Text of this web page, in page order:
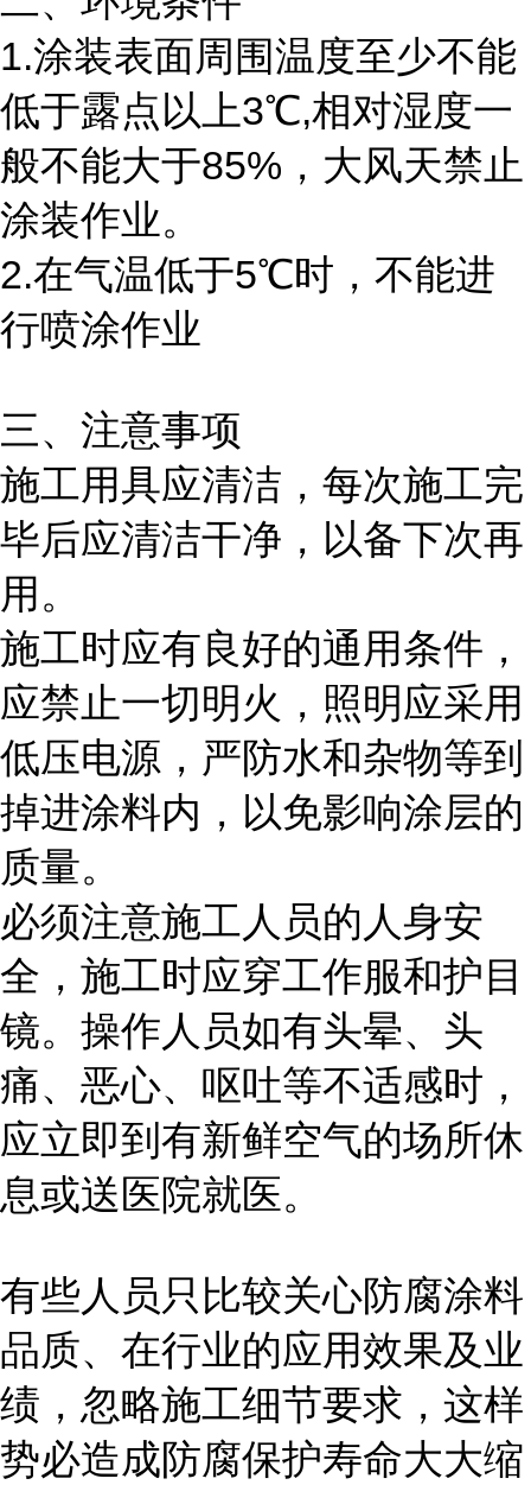
1.涂装表面周围温度至少不能
低于露点以上3℃,相对湿度一
般不能大于85%，大风天禁止
涂装作业。
2.在气温低于5℃时，不能进
行喷涂作业
三、注意事项
施工用具应清洁，每次施工完
毕后应清洁干净，以备下次再
用。
施工时应有良好的通用条件，
应禁止一切明火，照明应采用
低压电源，严防水和杂物等到
掉进涂料内，以免影响涂层的
质量。
必须注意施工人员的人身安
全，施工时应穿工作服和护目
镜。操作人员如有头晕、头
痛、恶心、呕吐等不适感时，
应立即到有新鲜空气的场所休
息或送医院就医。
有些人员只比较关心防腐涂料
品质、在行业的应用效果及业
绩，忽略施工细节要求，这样
势必造成防腐保护寿命大大缩